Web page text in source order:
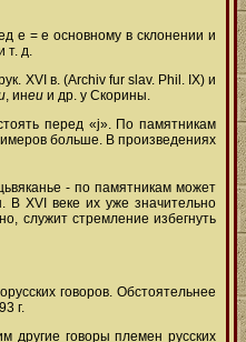
е = е основному в склонении и
т. д.
XVI в. (Archiv fur slav. Phil. IX) и
, инеи и др. у Скорины.
перед «j». По памятникам
больше. В произведениях
- по памятникам может
В XVI веке их уже значительно
служит стремление избегнуть
говоров. Обстоятельнее
г.
другие говоры племен русских